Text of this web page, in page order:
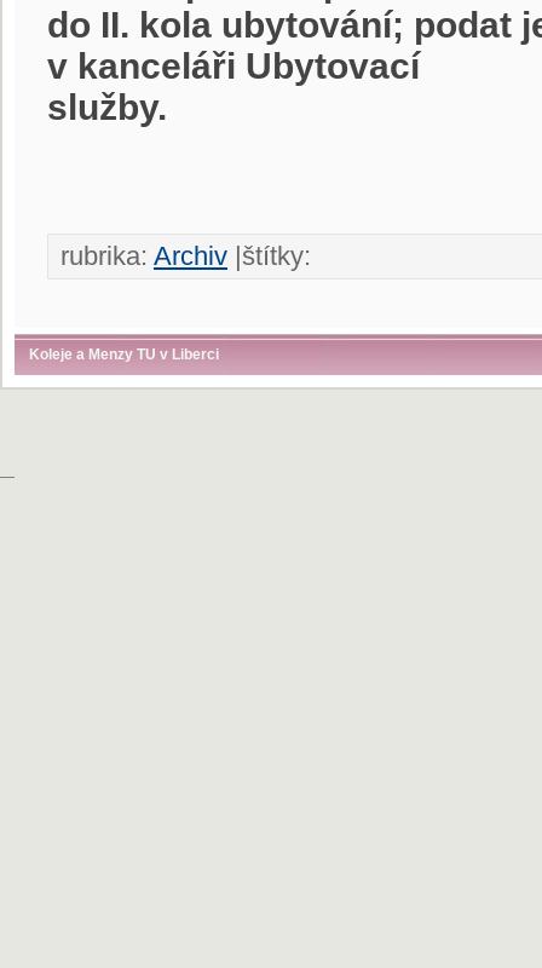
do II. kola ubytování; podat
v kanceláři Ubytovací
rubrika: Archiv |štítky:
Koleje a Menzy TU v Liberci